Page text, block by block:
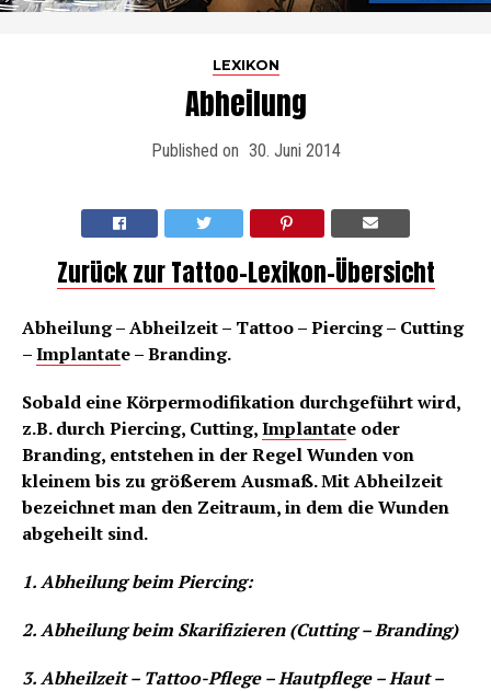
LEXIKON
Abheilung
Published on 30. Juni 2014
Zurück zur Tattoo-Lexikon-Übersicht
Abheilung – Abheilzeit – Tattoo – Piercing – Cutting
–Implantate – Branding.
Sobald eine Körpermodifikation durchgeführt wird,
z.B. durch Piercing, Cutting,Implantate oder
Branding, entstehen in der Regel Wunden von
kleinem bis zu größerem Ausmaß. Mit Abheilzeit
bezeichnet man den Zeitraum, in dem die Wunden
abgeheilt sind.
1. Abheilung beim Piercing:
2. Abheilung beim Skarifizieren (Cutting – Branding)
3. Abheilzeit – Tattoo-Pflege – Hautpflege – Haut –